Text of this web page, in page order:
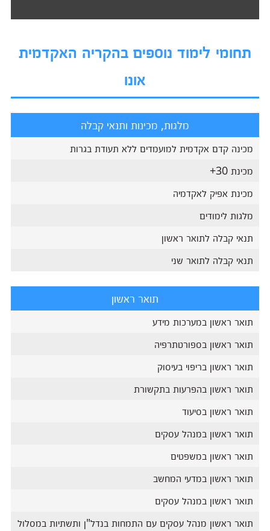
תחומי לימוד נוספים בהקריה האקדמית
אונו
מלגות, מכינות ותנאי קבלה
מכינה קדם אקדמית למועמדים ללא תעודת בגרות
מכינת 30+
מכינת אפיק לאקדמיה
מלגות לימודים
תנאי קבלה לתואר ראשון
תנאי קבלה לתואר שני
תואר ראשון
תואר ראשון במערכות מידע
תואר ראשון בספורטתרפיה
תואר ראשון בריפוי בעיסוק
תואר ראשון בהפרעות בתקשורת
תואר ראשון בסיעוד
תואר ראשון במנהל עסקים
תואר ראשון במשפטים
תואר ראשון במדעי המחשב
תואר ראשון במנהל עסקים
תואר ראשון מנהל עסקים עם התמחות בנדל"ן ותשתיות במסלול